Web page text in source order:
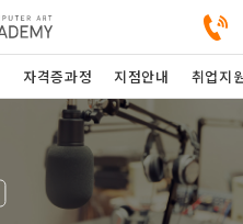
자격증과정 지점안내 취업지